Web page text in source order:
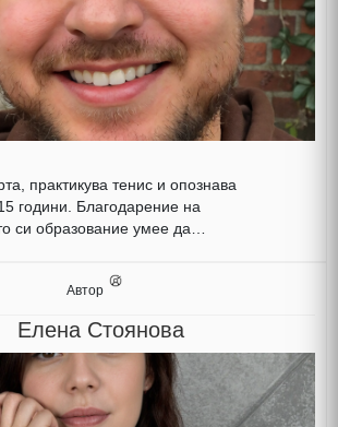
практикува тенис и опознава
години. Благодарение на
си образование умее да…
Автор
Елена Стоянова